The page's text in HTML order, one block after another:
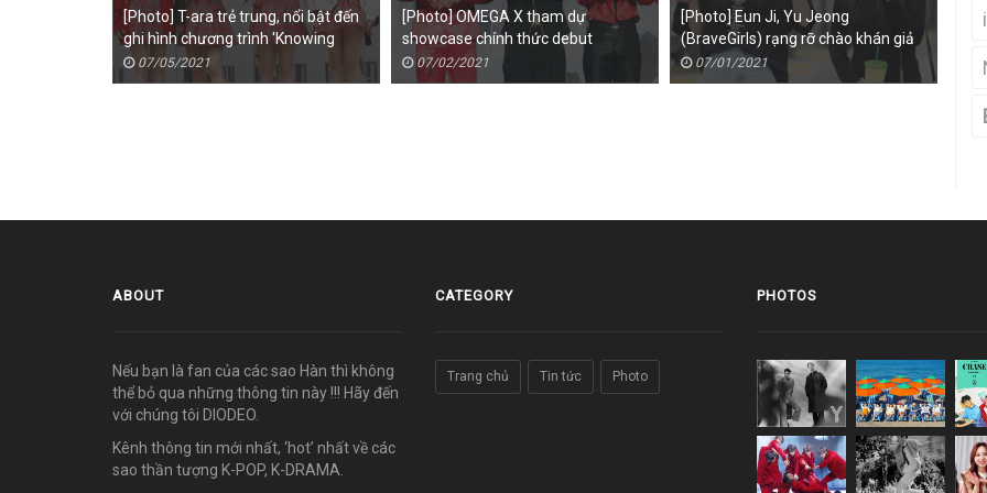
[Photo] T-ara trẻ trung, nổi bật đến
ghi hình chương trình 'Knowing
Brothers'
07/05/2021
[Photo] OMEGA X tham dự
showcase chính thức debut
07/02/2021
[Photo] Eun Ji, Yu Jeong
(BraveGirls) rạng rỡ chào khán giả
sau khi kết thúc ghi hình
07/01/2021
ABOUT
Nếu bạn là fan của các sao Hàn thì không
thể bỏ qua những thông tin này !!! Hãy đến
với chúng tôi DIODEO.
Kênh thông tin mới nhất, ‘hot’ nhất về các
sao thần tượng K-POP, K-DRAMA.
CATEGORY
Trang chủ Tin tức Photo
PHOTOS